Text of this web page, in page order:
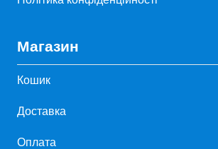
Магазин
Кошик
Доставка
Оплата